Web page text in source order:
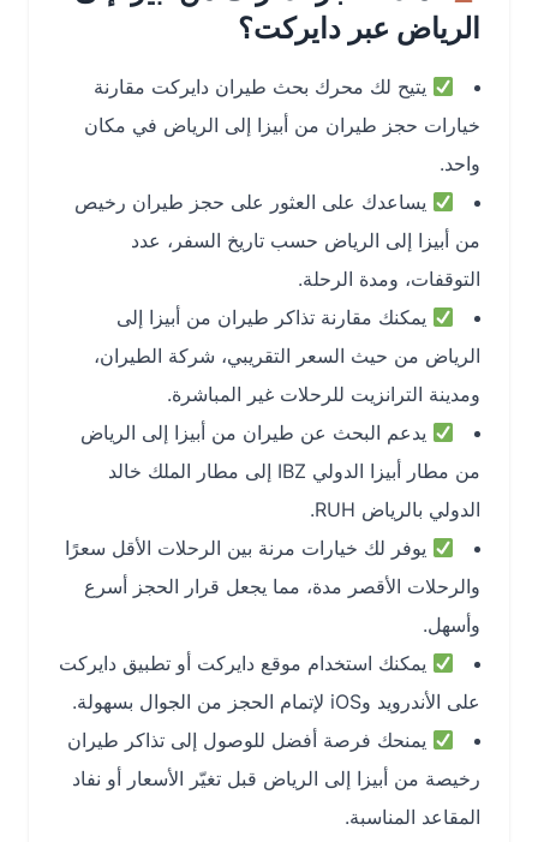
الرياض عبر دايركت؟
يتيح لك محرك بحث طيران دايركت مقارنة
خيارات حجز طيران من أبيزا إلى الرياض في مكان
يساعدك على العثور على حجز طيران رخيص
من أبيزا إلى الرياض حسب تاريخ السفر، عدد
التوقفات، ومدة الرحلة.
يمكنك مقارنة تذاكر طيران من أبيزا إلى
الرياض من حيث السعر التقريبي، شركة الطيران،
ومدينة الترانزيت للرحلات غير المباشرة.
يدعم البحث عن طيران من أبيزا إلى الرياض
من مطار أبيزا الدولي IBZ إلى مطار الملك خالد
الدولي بالرياض RUH.
يوفر لك خيارات مرنة بين الرحلات الأقل سعرًا
والرحلات الأقصر مدة، مما يجعل قرار الحجز أسرع
وأسهل.
يمكنك استخدام موقع دايركت أو تطبيق دايركت
على الأندرويد وiOS لإتمام الحجز من الجوال بسهولة.
يمنحك فرصة أفضل للوصول إلى تذاكر طيران
رخيصة من أبيزا إلى الرياض قبل تغيّر الأسعار أو نفاد
المقاعد المناسبة.